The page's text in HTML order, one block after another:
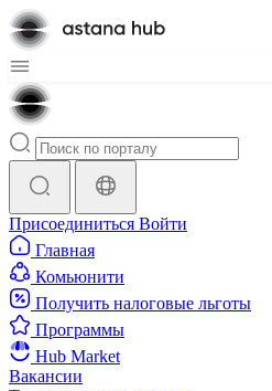
Присоединиться Войти
Главная
Комьюнити
Получить налоговые льготы
Программы
Hub Market
Вакансии